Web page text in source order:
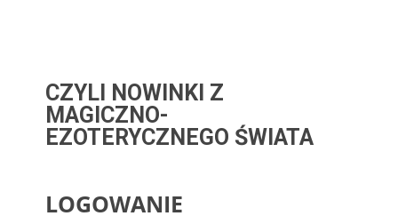
CZYLI NOWINKI Z
MAGICZNO-
EZOTERYCZNEGO ŚWIATA
LOGOWANIE